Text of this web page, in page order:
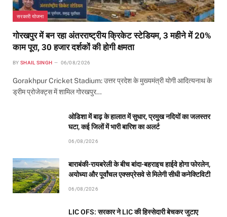
सरकारी योजना
गोरखपुर में बन रहा अंतरराष्ट्रीय क्रिकेट स्टेडियम, 3 महीने में 20%
काम पूरा, 30 हजार दर्शकों की होगी क्षमता
BY SHAIL SINGH 06/08/2026
Gorakhpur Cricket Stadium: उत्तर प्रदेश के मुख्यमंत्री योगी आदित्यनाथ के
ड्रीम प्रोजेक्ट्स में शामिल गोरखपुर…
ओडिशा में बाढ़ के हालात में सुधार, प्रमुख नदियों का जलस्तर
घटा, कई जिलों में भारी बारिश का अलर्ट
06/08/2026
बाराबंकी-रायबरेली के बीच बांदा-बहराइच हाईवे होगा फोरलेन,
अयोध्या और पूर्वांचल एक्सप्रेसवे से मिलेगी सीधी कनेक्टिविटी
06/08/2026
LIC OFS: सरकार ने LIC की हिस्सेदारी बेचकर जुटाए